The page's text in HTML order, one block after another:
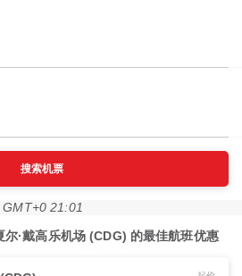
搜索机票
21:01
·戴高乐机场 (CDG) 的最佳航班优惠